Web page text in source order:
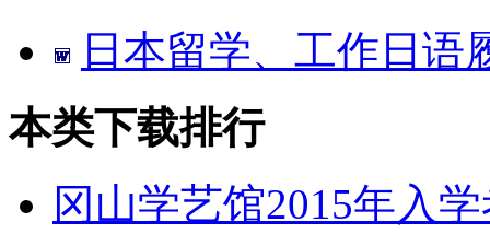
日本留学、工作日语
本类下载排行
冈山学艺馆2015年入